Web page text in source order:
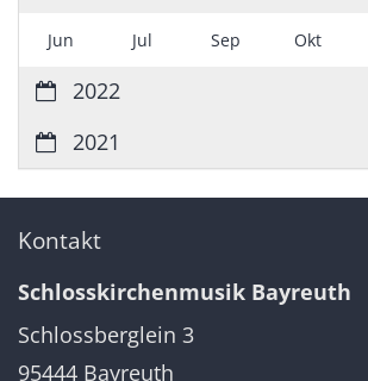
Jun Jul Sep Okt
2022
2021
Kontakt
Schlosskirchenmusik Bayreuth
Schlossberglein 3
95444 Bayreuth